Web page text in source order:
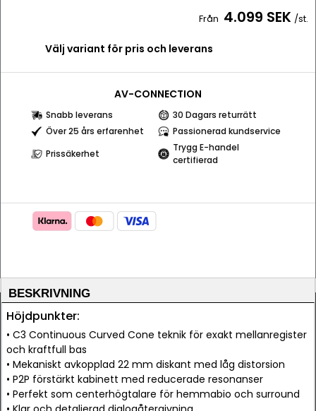
Från 4.099 SEK /st.
Välj variant för pris och leverans
AV-CONNECTION
Snabb leverans
30 Dagars returrätt
Över 25 års erfarenhet
Passionerad kundservice
Prissäkerhet
Trygg E-handel
certifierad
BESKRIVNING
Höjdpunkter:
• C3 Continuous Curved Cone teknik för exakt mellanregister
och kraftfull bas
• Mekaniskt avkopplad 22 mm diskant med låg distorsion
• P2P förstärkt kabinett med reducerade resonanser
• Perfekt som centerhögtalare för hemmabio och surround